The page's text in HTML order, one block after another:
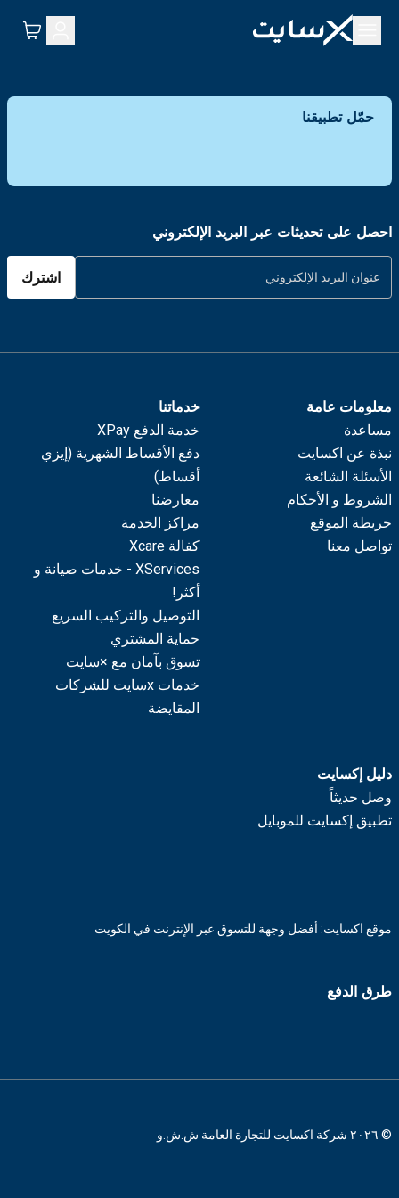
حمّل تطبيقنا
احصل على تحديثات عبر البريد الإلكتروني
اشترك
معلومات عامة
مساعدة
نبذة عن اكسايت
الأسئلة الشائعة
الشروط و الأحكام
خريطة الموقع
تواصل معنا
خدماتنا
خدمة الدفع XPay
دفع الأقساط الشهرية (إيزي
أقساط)
معارضنا
مراكز الخدمة
كفالة Xcare
XServices - خدمات صيانة و
أكثر!
التوصيل والتركيب السريع
حماية المشتري
تسوق بآمان مع ×سايت
خدمات xسايت للشركات
المقايضة
دليل إكسايت
وصل حديثاً
تطبيق إكسايت للموبايل
موقع اكسايت: أفضل وجهة للتسوق عبر الإنترنت في الكويت
طرق الدفع
© ٢٠٢٦ شركة اكسايت للتجارة العامة ش.ش.و